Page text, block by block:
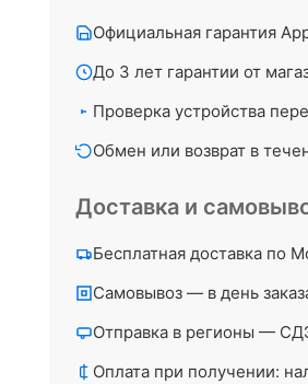
Официальная гарантия
До 3 лет гарантии от
Проверка устройства
Обмен или возврат в
Доставка и
Бесплатная доставка по
Самовывоз — в день
Отправка в регионы —
Оплата при получении: